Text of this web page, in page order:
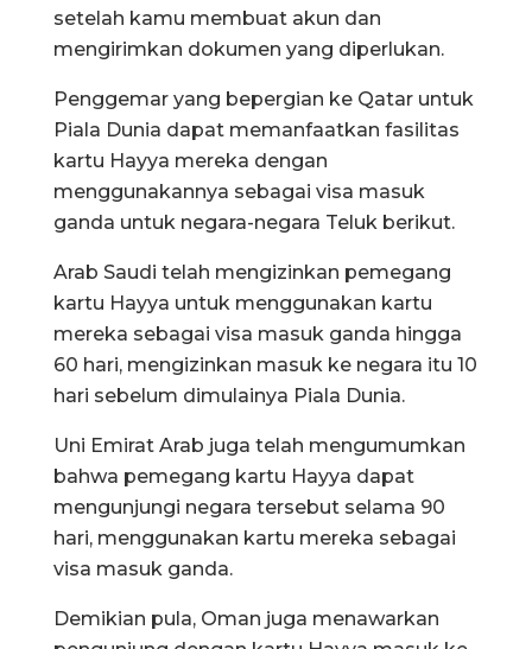
setelah kamu membuat akun dan
mengirimkan dokumen yang diperlukan.
Penggemar yang bepergian ke Qatar untuk
Piala Dunia dapat memanfaatkan fasilitas
kartu Hayya mereka dengan
menggunakannya sebagai visa masuk
ganda untuk negara-negara Teluk berikut.
Arab Saudi telah mengizinkan pemegang
kartu Hayya untuk menggunakan kartu
mereka sebagai visa masuk ganda hingga
60 hari, mengizinkan masuk ke negara itu 10
hari sebelum dimulainya Piala Dunia.
Uni Emirat Arab juga telah mengumumkan
bahwa pemegang kartu Hayya dapat
mengunjungi negara tersebut selama 90
hari, menggunakan kartu mereka sebagai
visa masuk ganda.
Demikian pula, Oman juga menawarkan